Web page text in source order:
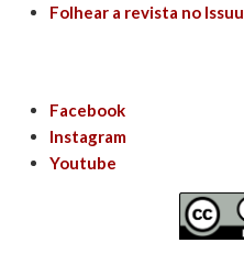
Folhear a revista no Issuu
Facebook
Instagram
Youtube